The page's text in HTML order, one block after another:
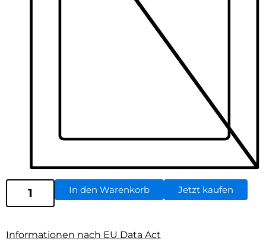
In den Warenkorb Jetzt kaufen
Informationen nach EU Data Act